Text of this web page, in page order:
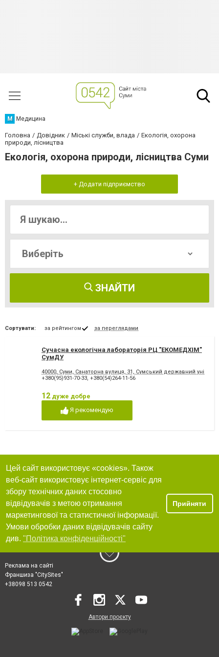
М Медицина
Головна Довідник Міські служби, влада
Екологія, охорона
природи, лісництва
Екологія, охорона природи, лісництва Суми
+ Додати підприємство
ЗНАЙТИ
Сортувати: за рейтингом за переглядами
Сучасна екологічна лабораторія РЦ "ЕКОМЕДХІМ"
СумДУ
40000, Суми, Санаторна вулиця, 31, Сумський державний
+380(95)931-70-33, +380(54)264-11-56
12 дуже добре
Я рекомендую
Цей сайт використовує «cookies». Також
веб-сайт використовує інтернет-сервіс для
збору технічних даних стосовно
відвідувачів з метою отримання
маркетингової та статистичної інформації.
Умови обробки даних відвідувачів сайту
див. "Політика конфіденційності"
Прийняти
Реклама на сайті
Франшиза "CitySites"
+38098 513 0542
Автори проєкту